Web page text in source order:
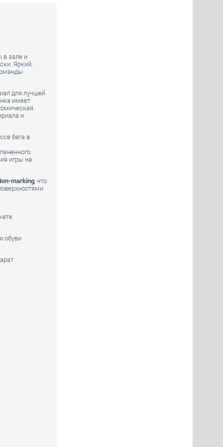
в зале и
Яркий,
для лучшей
имеет
и
бега в
игры на
marking , что
обуви